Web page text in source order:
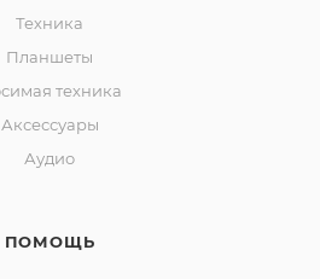
Техника
Планшеты
техника
Аксессуары
Аудио
ПОМОЩЬ